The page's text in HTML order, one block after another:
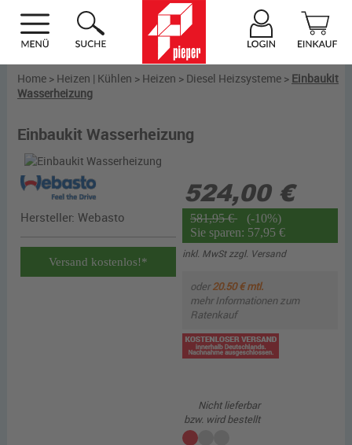
Home > Heizen | Kühlen > Heizen > Diesel Heizsysteme > Einbaukit
Wasserheizung
Einbaukit Wasserheizung
Hersteller: Webasto
Versand kostenlos!*
524,00 €
581,95 € (-10%)
Sie sparen: 57,95 €
inkl. MwSt zzgl. Versand
oder20.50 € mtl.
mehr Informationen zum
Ratenkauf
Nicht lieferbar
bzw. wird bestellt